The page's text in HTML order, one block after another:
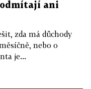
ani
zda má důchody
nebo o
je...